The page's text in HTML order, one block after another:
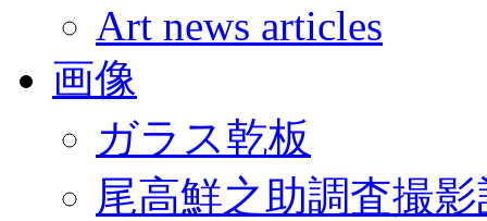
Art news articles
画像
ガラス乾板
尾高鮮之助調査撮